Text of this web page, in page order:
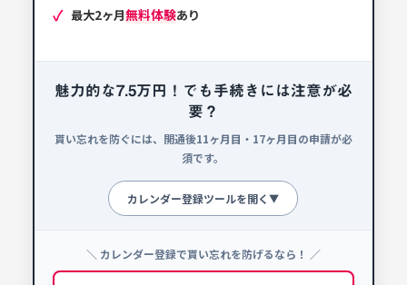
最大2ヶ月無料体験あり
魅力的な7.5万円！でも手続きには注意が必
要？
貰い忘れを防ぐには、開通後11ヶ月目・17ヶ月目の申請が必
須です。
カレンダー登録ツールを開く▼
!
＼ カレンダー登録で貰い忘れを防げるなら！ ／